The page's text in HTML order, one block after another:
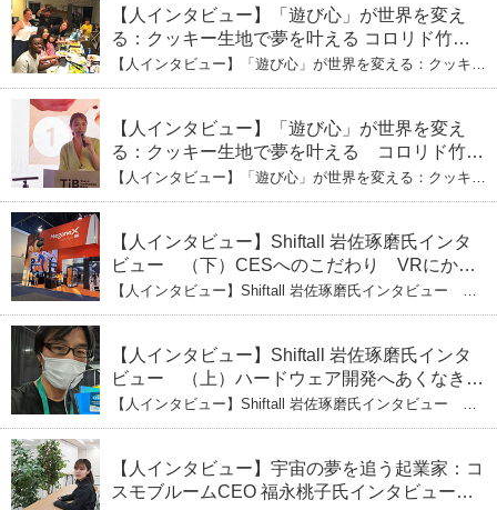
ーの軌跡
【人インタビュー】「遊び心」が世界を変え
る：クッキー生地で夢を叶える コロリド竹内
ひとみ（下） 起業は「影響力」のため。愛と
笑いの子育て哲学
【人インタビュー】「遊び心」が世界を変える：クッキー
【人インタビュー】「遊び心」が世界を変え
る：クッキー生地で夢を叶える コロリド竹内
ひとみ（上） クッキー生地に込めた「誰でも
できる」という哲学
【人インタビュー】「遊び心」が世界を変える：クッキー
【人インタビュー】Shiftall 岩佐琢磨氏インタ
ビュー （下）CESへのこだわり VRにかけ
る未来
【人インタビュー】Shiftall 岩佐琢磨氏インタビュー
【人インタビュー】Shiftall 岩佐琢磨氏インタ
ビュー （上）ハードウェア開発へあくなき挑
戦 その起業の経緯とは
【人インタビュー】Shiftall 岩佐琢磨氏インタビュー
【人インタビュー】宇宙の夢を追う起業家：コ
スモブルームCEO 福永桃子氏インタビュー